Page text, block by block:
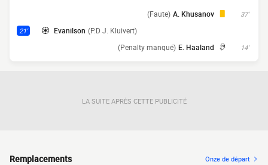
37'
A. Khusanov
(Faute)
21' Evanilson (P.D J. Kluivert)
14'
E. Haaland
(Penalty manqué)
LA SUITE APRÈS CETTE PUBLICITÉ
Remplacements Onze de départ